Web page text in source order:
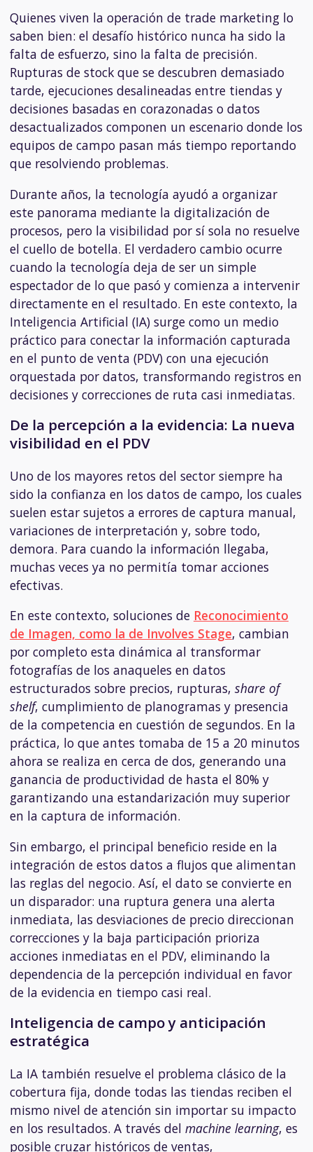
Quienes viven la operación de trade marketing lo
saben bien: el desafío histórico nunca ha sido la
falta de esfuerzo, sino la falta de precisión.
Rupturas de stock que se descubren demasiado
tarde, ejecuciones desalineadas entre tiendas y
decisiones basadas en corazonadas o datos
desactualizados componen un escenario donde los
equipos de campo pasan más tiempo reportando
que resolviendo problemas.
Durante años, la tecnología ayudó a organizar
este panorama mediante la digitalización de
procesos, pero la visibilidad por sí sola no resuelve
el cuello de botella. El verdadero cambio ocurre
cuando la tecnología deja de ser un simple
espectador de lo que pasó y comienza a intervenir
directamente en el resultado. En este contexto, la
Inteligencia Artificial (IA) surge como un medio
práctico para conectar la información capturada
en el punto de venta (PDV) con una ejecución
orquestada por datos, transformando registros en
decisiones y correcciones de ruta casi inmediatas.
De la percepción a la evidencia: La nueva
visibilidad en el PDV
Uno de los mayores retos del sector siempre ha
sido la confianza en los datos de campo, los cuales
suelen estar sujetos a errores de captura manual,
variaciones de interpretación y, sobre todo,
demora. Para cuando la información llegaba,
muchas veces ya no permitía tomar acciones
efectivas.
En este contexto, soluciones de Reconocimiento
de Imagen, como la de Involves Stage, cambian
por completo esta dinámica al transformar
fotografías de los anaqueles en datos
estructurados sobre precios, rupturas, share of
shelf, cumplimiento de planogramas y presencia
de la competencia en cuestión de segundos. En la
práctica, lo que antes tomaba de 15 a 20 minutos
ahora se realiza en cerca de dos, generando una
ganancia de productividad de hasta el 80% y
garantizando una estandarización muy superior
en la captura de información.
Sin embargo, el principal beneficio reside en la
integración de estos datos a flujos que alimentan
las reglas del negocio. Así, el dato se convierte en
un disparador: una ruptura genera una alerta
inmediata, las desviaciones de precio direccionan
correcciones y la baja participación prioriza
acciones inmediatas en el PDV, eliminando la
dependencia de la percepción individual en favor
de la evidencia en tiempo casi real.
Inteligencia de campo y anticipación
estratégica
La IA también resuelve el problema clásico de la
cobertura fija, donde todas las tiendas reciben el
mismo nivel de atención sin importar su impacto
en los resultados. A través del machine learning, es
posible cruzar históricos de ventas,